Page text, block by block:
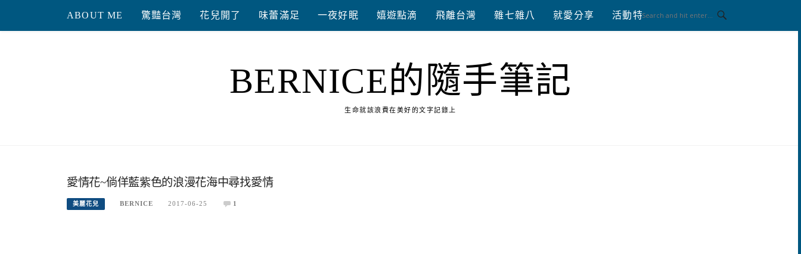
content
ABOUT ME 驚豔台灣 花兒開了 味蕾滿足 一夜好眠 嬉遊點滴 飛離台灣 雜七雜八 就愛分享 活動特區 體驗分享
BERNICE的隨手筆記
生命就該浪費在美好的文字記錄上
愛情花~倘佯藍紫色的浪漫花海中尋找愛情
美麗花兒 BERNICE 2017-06-25 1